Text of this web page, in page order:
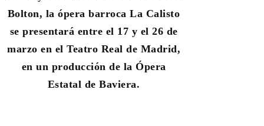
Bolton, la ópera barroca La Calisto
se presentará entre el 17 y el 26 de
marzo en el Teatro Real de Madrid,
en un producción de la Ópera
Estatal de Baviera.